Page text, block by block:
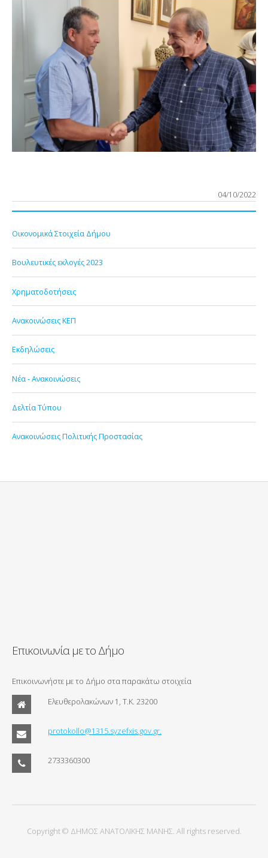
04/10/2022
Οικονομικά Στοιχεία Δήμου
Βουλευτικές εκλογές 2023
Χρηματοδοτήσεις
Ανακοινώσεις ΚΕΠ
Εκδηλώσεις
Νέα - Ανακοινώσεις
Δελτία Τύπου
Ανακοινώσεις Πολιτικής Προστασίας
Επικοινωνία με το Δήμο
Επικοινωνήστε με το Δήμο στα παρακάτω στοιχεία
Ελευθερολακώνων 1, Τ.Κ. 23200
protokollo@1315.syzefxis.gov.gr.
2733360300
Copyright © ΔΗΜΟΣ ΑΝΑΤΟΛΙΚΗΣ ΜΑΝΗΣ. All rights reserved.